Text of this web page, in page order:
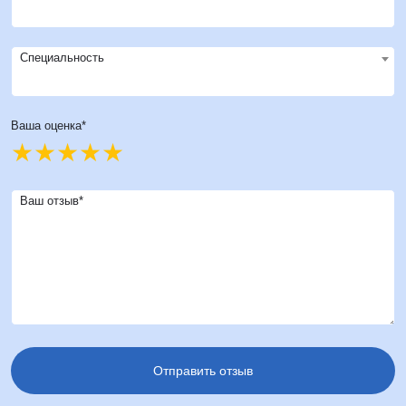
Специальность
Ваша оценка*
Ваш отзыв*